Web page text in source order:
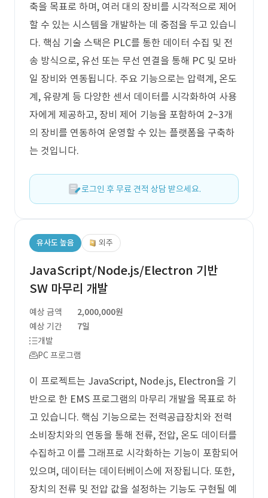
축을 목표로 하며, 여러 대의 장비를 시각적으로 제어
할 수 있는 시스템을 개발하는 데 중점을 두고 있습니
다. 핵심 기술 스택은 PLC를 통한 데이터 수집 및 전
송 방식으로, 유선 또는 무선 연결을 통해 PC 및 모바
일 장비와 연동됩니다. 주요 기능으로는 압력계, 온도
계, 유량계 등 다양한 센서 데이터를 시각화하여 사용
자에게 제공하고, 장비 제어 기능을 포함하여 2~3개
의 장비를 연동하여 운영할 수 있는 플랫폼을 구축하
는 것입니다.
로그인 후 무료 견적 상담 받으세요.
유사도 높음 외주
JavaScript/Node.js/Electron 기반
SW 마무리 개발
예상 금액
2,000,000원
예상 기간
7일
개발
PC 프로그램
이 프로젝트는 JavaScript, Node.js, Electron을 기
반으로 한 EMS 프로그램의 마무리 개발을 목표로 하
고 있습니다. 핵심 기능으로는 전력공급장치와 전력
소비장치와의 연동을 통해 전류, 전압, 온도 데이터를
수집하고 이를 그래프로 시각화하는 기능이 포함되어
있으며, 데이터는 데이터베이스에 저장됩니다. 또한,
장치의 전류 및 전압 값을 설정하는 기능도 구현될 예